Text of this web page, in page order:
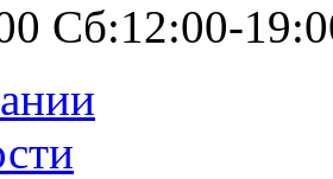
Сб:12:00-